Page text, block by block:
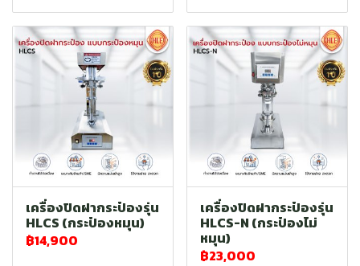
เครื่องปิดฝากระป๋องรุ่น
HLCS (กระป๋องหมุน)
฿14,900
เครื่องปิดฝากระป๋องรุ่น
HLCS-N (กระป๋องไม่
หมุน)
฿23,000